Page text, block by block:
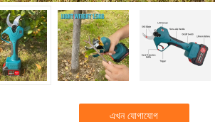
এখন যোগাযোগ